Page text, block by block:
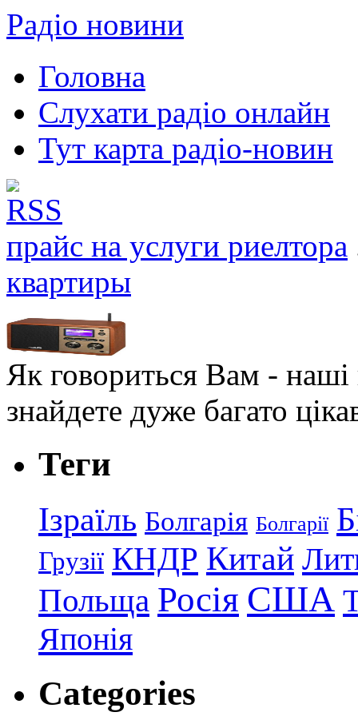
Радіо новини
Головна
Слухати радіо онлайн
Тут карта радіо-новин
прайс на услуги риелтора
квартиры
Як говориться Вам - наші
знайдете дуже багато
Теги
Ізраїль Болгарія Болгарії
Грузії КНДР Китай
Польща Росія США
Японія
Categories